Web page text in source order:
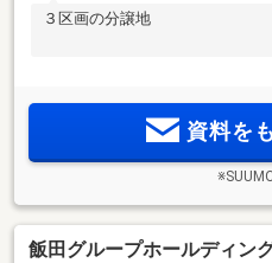
３区画の分譲地
資料を
飯田グループホールディ